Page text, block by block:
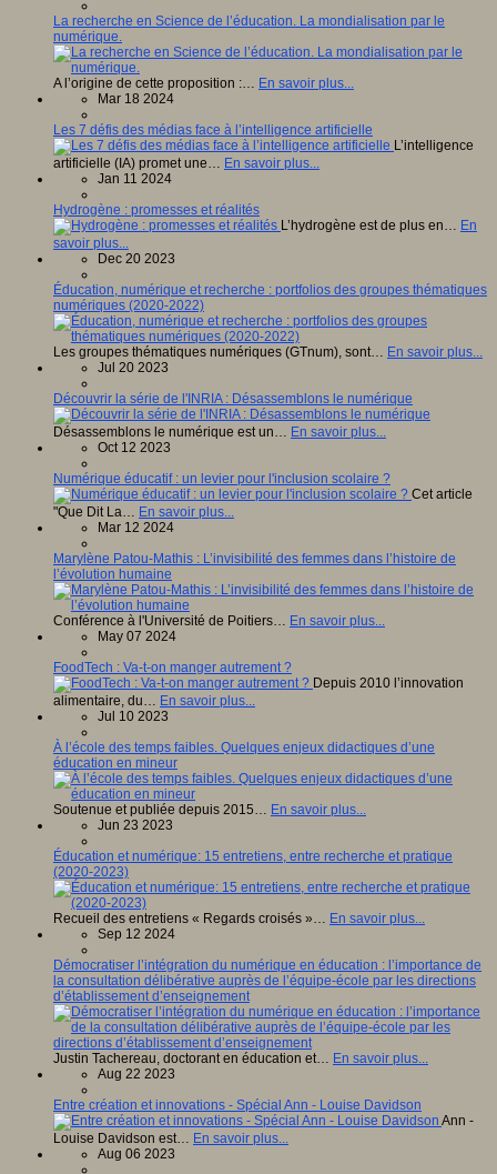
La recherche en Science de l’éducation. La mondialisation par le
numérique.
A l’origine de cette proposition :… En savoir plus...
Mar 18 2024
Les 7 défis des médias face à l’intelligence artificielle
L’intelligence
artificielle (IA) promet une… En savoir plus...
Jan 11 2024
Hydrogène : promesses et réalités
L’hydrogène est de plus en… En
savoir plus...
Dec 20 2023
Éducation, numérique et recherche : portfolios des groupes thématiques
numériques (2020-2022)
Les groupes thématiques numériques (GTnum), sont… En savoir plus...
Jul 20 2023
Découvrir la série de l'INRIA : Désassemblons le numérique
Désassemblons le numérique est un… En savoir plus...
Oct 12 2023
Numérique éducatif : un levier pour l'inclusion scolaire ?
Cet article
"Que Dit La… En savoir plus...
Mar 12 2024
Marylène Patou-Mathis : L’invisibilité des femmes dans l’histoire de
l’évolution humaine
Conférence à l'Université de Poitiers… En savoir plus...
May 07 2024
FoodTech : Va-t-on manger autrement ?
Depuis 2010 l’innovation
alimentaire, du… En savoir plus...
Jul 10 2023
À l’école des temps faibles. Quelques enjeux didactiques d’une
éducation en mineur
Soutenue et publiée depuis 2015… En savoir plus...
Jun 23 2023
Éducation et numérique: 15 entretiens, entre recherche et pratique
(2020-2023)
Recueil des entretiens « Regards croisés »… En savoir plus...
Sep 12 2024
Démocratiser l’intégration du numérique en éducation : l’importance de
la consultation délibérative auprès de l’équipe-école par les directions
d’établissement d’enseignement
Justin Tachereau, doctorant en éducation et… En savoir plus...
Aug 22 2023
Entre création et innovations - Spécial Ann - Louise Davidson
Ann -
Louise Davidson est… En savoir plus...
Aug 06 2023